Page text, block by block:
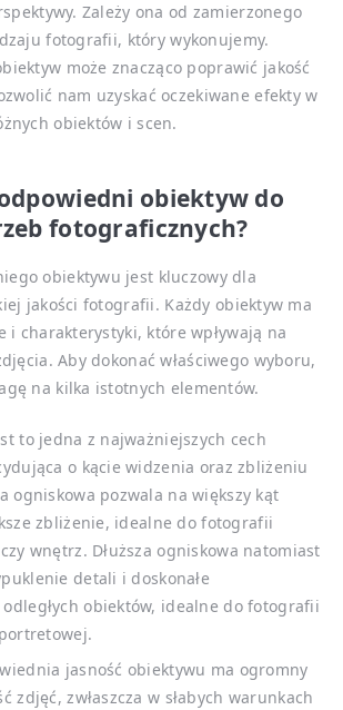
Zależy ona od zamierzonego
fotografii, który wykonujemy.
może znacząco poprawić jakość
nam uzyskać oczekiwane efekty w
obiektów i scen.
obiektyw do
fotograficznych?
obiektywu jest kluczowy dla
jakości fotografii. Każdy obiektyw ma
i charakterystyki, które wpływają na
Aby dokonać właściwego wyboru,
na kilka istotnych elementów.
to jedna z najważniejszych cech
o kącie widzenia oraz zbliżeniu
ogniskowa pozwala na większy kąt
zbliżenie, idealne do fotografii
wnętrz. Dłuższa ogniskowa natomiast
detali i doskonałe
obiektów, idealne do fotografii
jasność obiektywu ma ogromny
zdjęć, zwłaszcza w słabych warunkach